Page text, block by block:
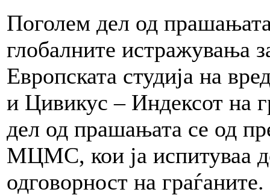
Поголем дел од
глобалните истражувања
Европската студија на
и Цивикус – Индексот на
дел од прашањата се од
МЦМС, кои ја испитуваа
одговорност на граѓаните.